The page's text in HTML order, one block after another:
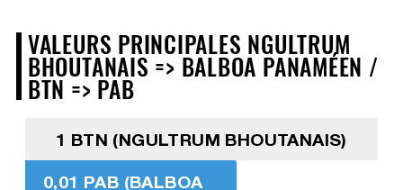
VALEURS PRINCIPALES NGULTRUM
BHOUTANAIS => BALBOA PANAMÉEN /
BTN => PAB
1 BTN (NGULTRUM BHOUTANAIS)
0,01 PAB (BALBOA